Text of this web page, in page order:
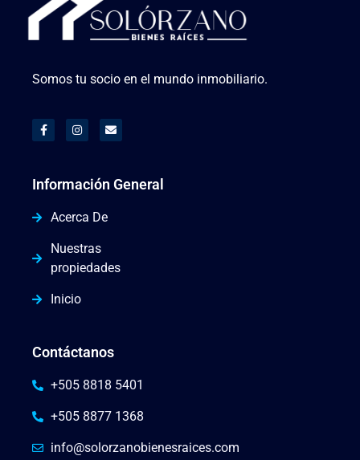
Somos tu socio en el mundo inmobiliario.
Información General
Acerca De
Nuestras
propiedades
Inicio
Contáctanos
+505 8818 5401
+505 8877 1368
info@solorzanobienesraices.com